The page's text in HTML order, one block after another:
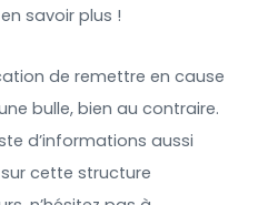
savoir plus !
de remettre en cause
bulle, bien au contraire.
d’informations aussi
cette structure